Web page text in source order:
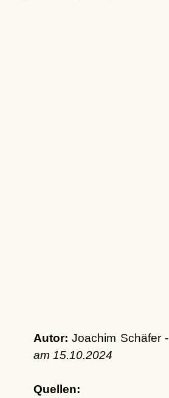
Autor: Joachim Schäfer -
am 15.10.2024
Quellen: